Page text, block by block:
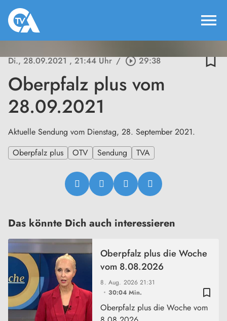
menu
Di., 28.09.2021, 21:44 Uhr / play_circle_outline29:38 bookmark_border
Oberpfalz plus vom
28.09.2021
Aktuelle Sendung vom Dienstag, 28. September 2021.
Oberpfalz plus
OTV Sendung TVA
Das könnte Dich auch interessieren
bookmark_border
8. Aug. 202621:31
30:04 Min.
Oberpfalz plus die Woche
vom 8.08.2026
Oberpfalz plus die Woche vom